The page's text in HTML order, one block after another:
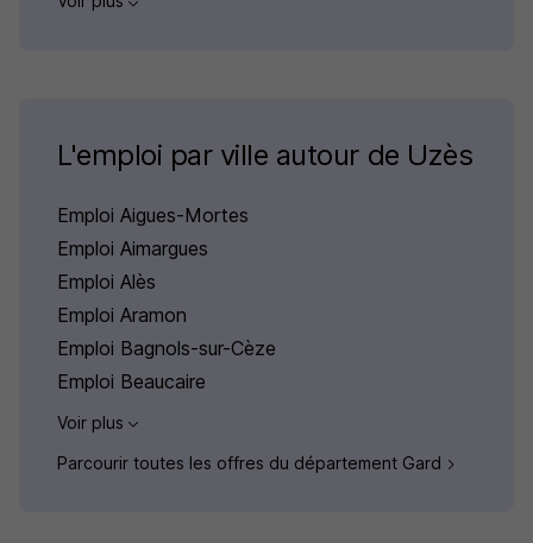
L'emploi par ville autour de Uzès
Emploi Aigues-Mortes
Emploi Aimargues
Emploi Alès
Emploi Aramon
Emploi Bagnols-sur-Cèze
Emploi Beaucaire
Voir plus
Parcourir toutes les offres du département Gard